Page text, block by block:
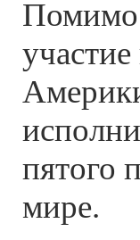
Помимо
пятого
мире.